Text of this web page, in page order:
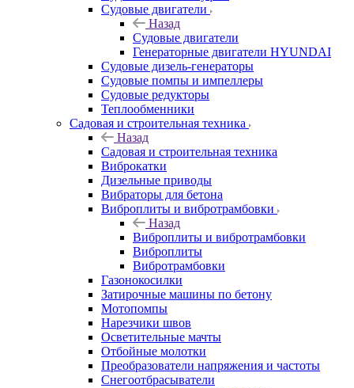
Судовые двигатели
Назад
Судовые двигатели
Генераторные двигатели HYUNDAI
Судовые дизель-генераторы
Судовые помпы и импеллеры
Судовые редукторы
Теплообменники
Садовая и строительная техника
Назад
Садовая и строительная техника
Виброкатки
Дизельные приводы
Вибраторы для бетона
Виброплиты и вибротрамбовки
Назад
Виброплиты и вибротрамбовки
Виброплиты
Вибротрамбовки
Газонокосилки
Затирочные машины по бетону
Мотопомпы
Нарезчики швов
Осветительные мачты
Отбойные молотки
Преобразователи напряжения и частоты
Снегоотбрасыватели